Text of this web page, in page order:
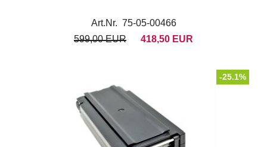
Art.Nr. 75-05-00466
599,00 EUR
418,50 EUR
-25.1%